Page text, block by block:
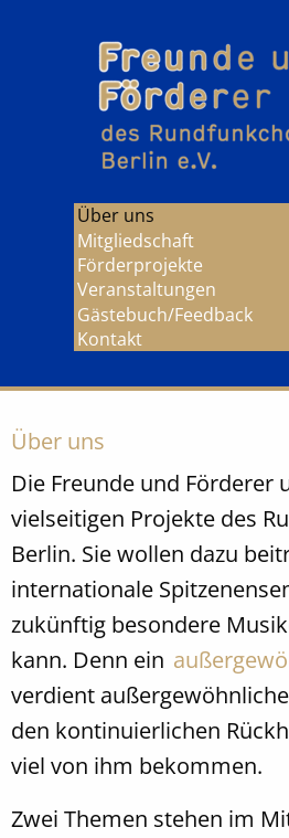
Über uns
Mitgliedschaft
Förderprojekte
Veranstaltungen
Gästebuch/Feedback
Kontakt
Über uns
Die Freunde und Förderer
vielseitigen Projekte des
Berlin. Sie wollen dazu
internationale
zukünftig besondere
kann. Denn ein
verdient
den kontinuierlichen
viel von ihm bekommen.
Zwei Themen stehen im